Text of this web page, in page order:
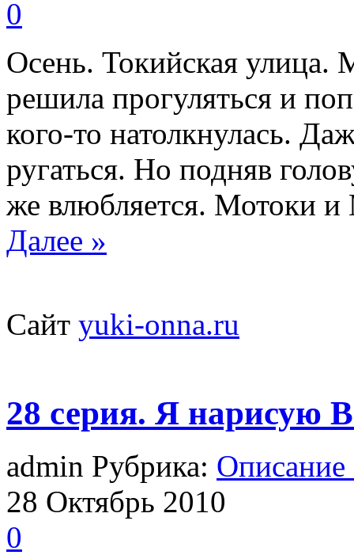
0
Осень. Токийская улица.
решила прогуляться и
кого-то натолкнулась.
ругаться. Но подняв
же влюбляется. Мотоки и
Далее »
Сайт yuki-onna.ru
28 серия. Я нарисую
admin Рубрика:
28 Октябрь 2010
0